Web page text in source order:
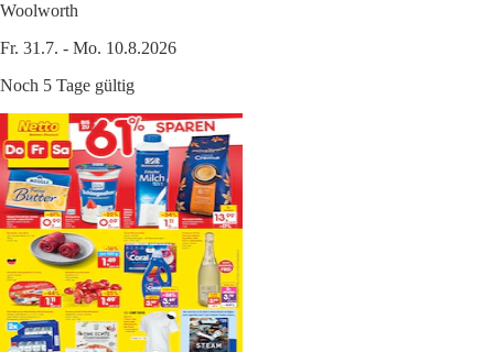
Woolworth
Fr. 31.7. - Mo. 10.8.2026
Noch 5 Tage gültig